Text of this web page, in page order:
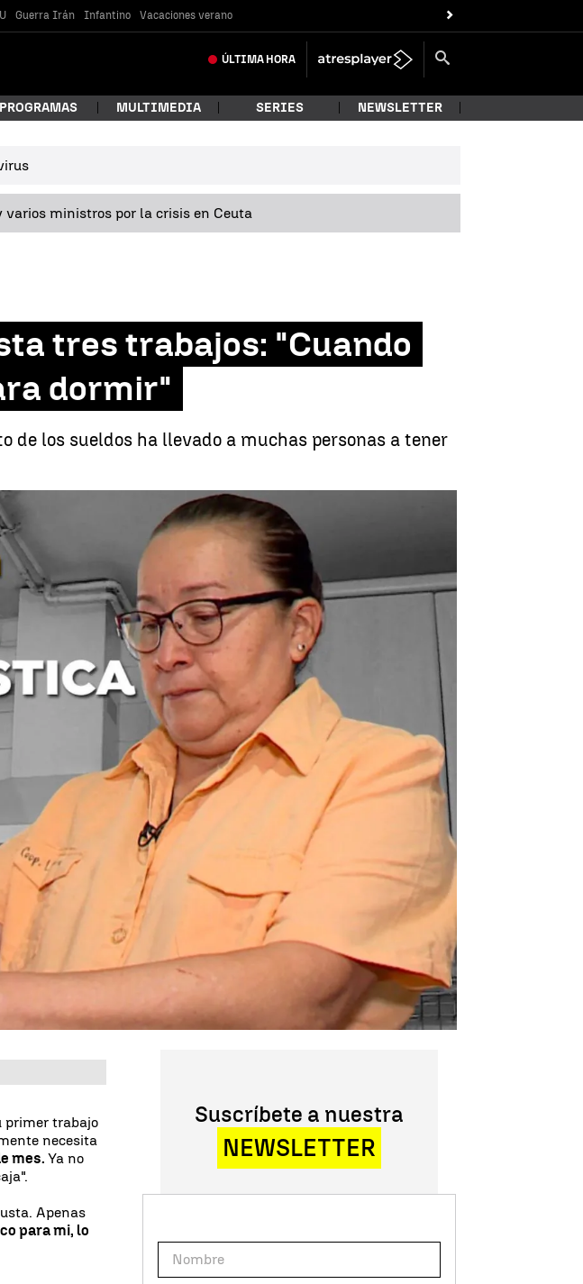
Guerra Irán Infantino Vacaciones verano
ÚLTIMA HORA
PROGRAMAS MULTIMEDIA SERIES NEWSLETTER
varios ministros por la crisis en Ceuta
tres trabajos: "Cuando
dormir"
de los sueldos ha llevado a muchas personas a tener
Jamilet, pluriempleada |
Facebook
X Linkedin
de personas
un 30%.
en
supera el
son
alrededor
primer trabajo
necesita
mes.Ya no
Apenas
para mi, lo
Suscríbete a nuestra
NEWSLETTER